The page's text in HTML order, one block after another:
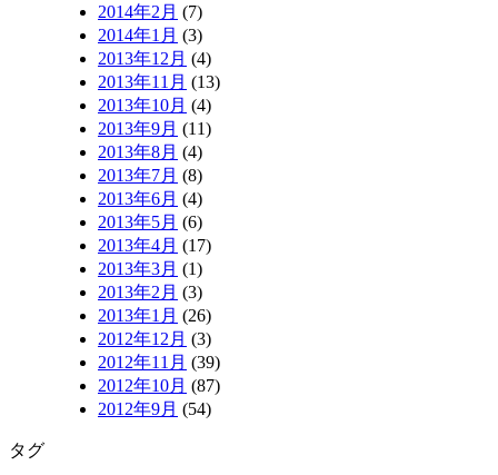
2014年2月 (7)
2014年1月 (3)
2013年12月 (4)
2013年11月 (13)
2013年10月 (4)
2013年9月 (11)
2013年8月 (4)
2013年7月 (8)
2013年6月 (4)
2013年5月 (6)
2013年4月 (17)
2013年3月 (1)
2013年2月 (3)
2013年1月 (26)
2012年12月 (3)
2012年11月 (39)
2012年10月 (87)
2012年9月 (54)
タグ